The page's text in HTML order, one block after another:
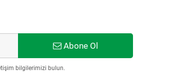
Abone Ol
bilgilerimizi bulun.